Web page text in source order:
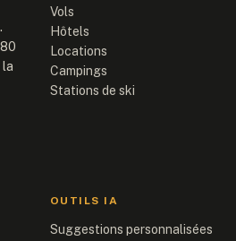
la
Vols
Hôtels
Locations
Campings
Stations de ski
OUTILS IA
Suggestions personnalisées